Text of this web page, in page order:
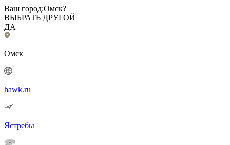
Ваш город:Омск?
ВЫБРАТЬ ДРУГОЙ
ДА
Омск
hawk.ru
Ястребы